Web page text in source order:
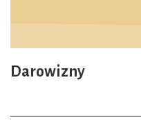
Darowizny